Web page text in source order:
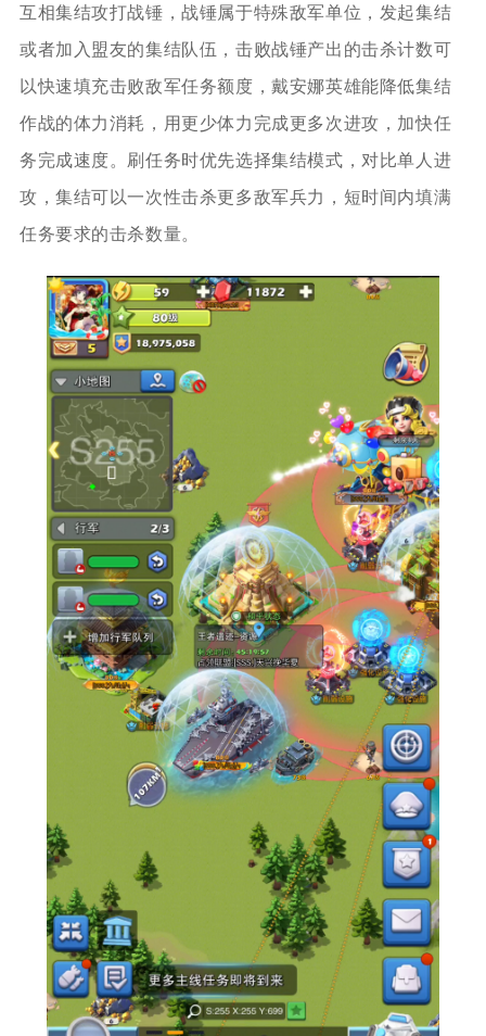
互相集结攻打战锤，战锤属于特殊敌军单位，发起集结
或者加入盟友的集结队伍，击败战锤产出的击杀计数可
以快速填充击败敌军任务额度，戴安娜英雄能降低集结
作战的体力消耗，用更少体力完成更多次进攻，加快任
务完成速度。刷任务时优先选择集结模式，对比单人进
攻，集结可以一次性击杀更多敌军兵力，短时间内填满
任务要求的击杀数量。